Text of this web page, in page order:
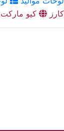
كارز
كيو ماركت